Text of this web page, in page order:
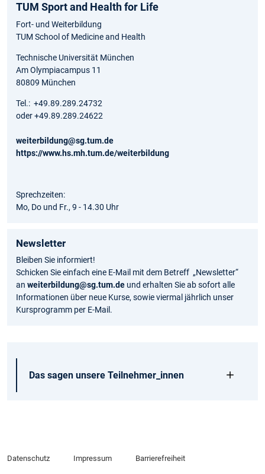
TUM Sport and Health for Life
Fort- und Weiterbildung
TUM School of Medicine and Health
Technische Universität München
Am Olympiacampus 11
80809 München
Tel.: +49.89.289.24732
oder +49.89.289.24622
weiterbildung@sg.tum.de
https://www.hs.mh.tum.de/­weiterbildung
Sprechzeiten:
Mo, Do und Fr., 9 - 14.30 Uhr
Newsletter
Bleiben Sie informiert!
Schicken Sie einfach eine E-Mail mit dem Betreff „Newsletter“
an weiterbildung@sg.tum.de und erhalten Sie ab sofort alle
Informationen über neue Kurse, sowie viermal jährlich unser
Kursprogramm per E-Mail.
Das sagen unsere Teilnehmer_innen
Datenschutz Impressum Barrierefreiheit